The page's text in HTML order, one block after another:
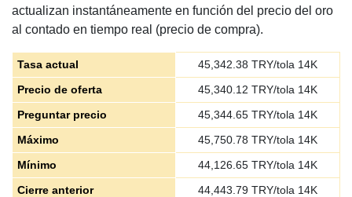
actualizan instantáneamente en función del precio del oro
al contado en tiempo real (precio de compra).
Tasa actual 45,342.38 TRY/tola 14K
Precio de oferta
45,340.12 TRY/tola 14K
Preguntar precio
45,344.65 TRY/tola 14K
Máximo
45,750.78 TRY/tola 14K
Mínimo
44,126.65 TRY/tola 14K
Cierre anterior
44,443.79 TRY/tola 14K